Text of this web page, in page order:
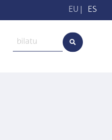
EU ES